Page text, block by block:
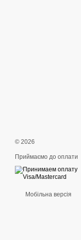
© 2026
Приймаємо до оплати
Мобільна версія